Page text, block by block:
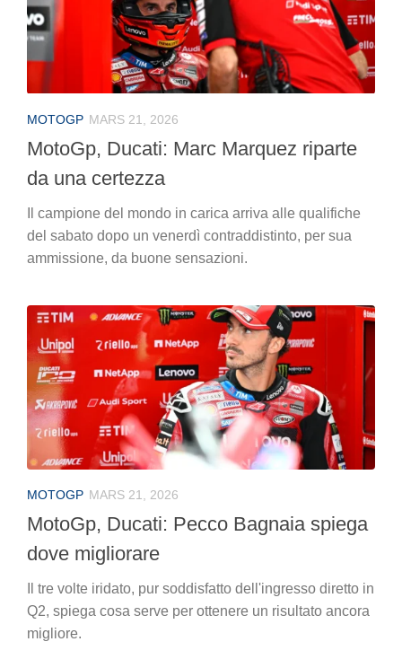
MOTOGP MARS 21, 2026
MotoGp, Ducati: Marc Marquez riparte
da una certezza
Il campione del mondo in carica arriva alle qualifiche
del sabato dopo un venerdì contraddistinto, per sua
ammissione, da buone sensazioni.
MOTOGP MARS 21, 2026
MotoGp, Ducati: Pecco Bagnaia spiega
dove migliorare
Il tre volte iridato, pur soddisfatto dell'ingresso diretto in
Q2, spiega cosa serve per ottenere un risultato ancora
migliore.